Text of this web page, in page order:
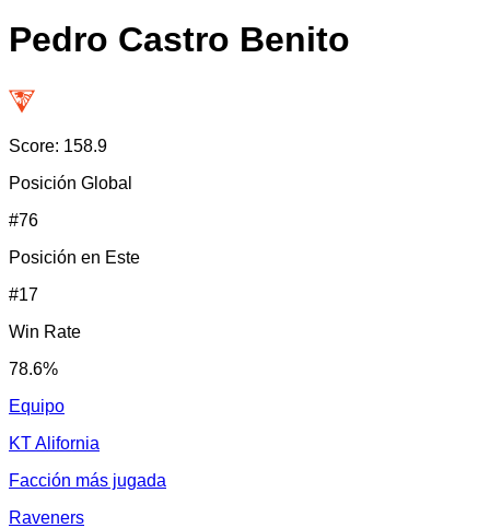
Pedro Castro Benito
Score: 158.9
Posición Global
#76
Posición en Este
#17
Win Rate
78.6%
Equipo
KT Alifornia
Facción más jugada
Raveners